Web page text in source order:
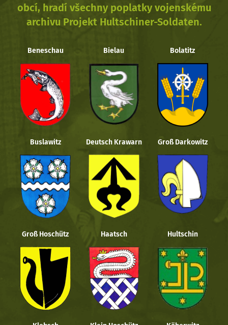
obcí, hradí všechny poplatky vojenskému
archivu Projekt Hultschiner-Soldaten.
Beneschau Bielau Bolatitz
Buslawitz Deutsch Krawarn Groß Darkowitz
Groß Hoschütz Haatsch Hultschin